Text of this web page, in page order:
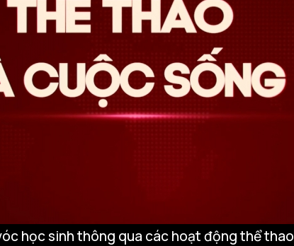
học sinh thông qua các hoạt động thể thao